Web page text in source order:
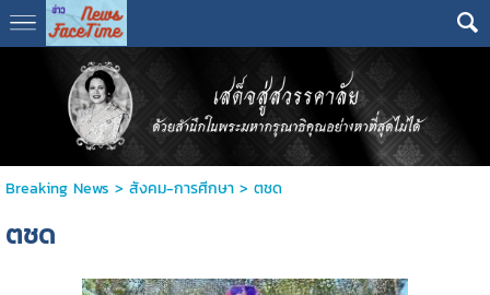
Breaking News > สังคม-การศีกษา> ตชด
ตชด